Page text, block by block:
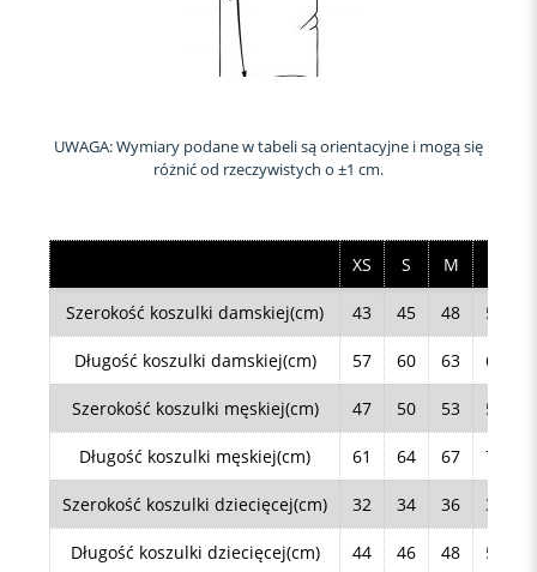
UWAGA: Wymiary podane w tabeli są orientacyjne i mogą się
różnić od rzeczywistych o ±1 cm.
XS S M
Szerokość koszulki damskiej(cm) 43 45 48 50
Długość koszulki damskiej(cm) 57 60 63 66
Szerokość koszulki męskiej(cm) 47 50 53 56
Długość koszulki męskiej(cm) 61 64 67 70
Szerokość koszulki dziecięcej(cm) 32 34 36 38
Długość koszulki dziecięcej(cm) 44 46 48 50